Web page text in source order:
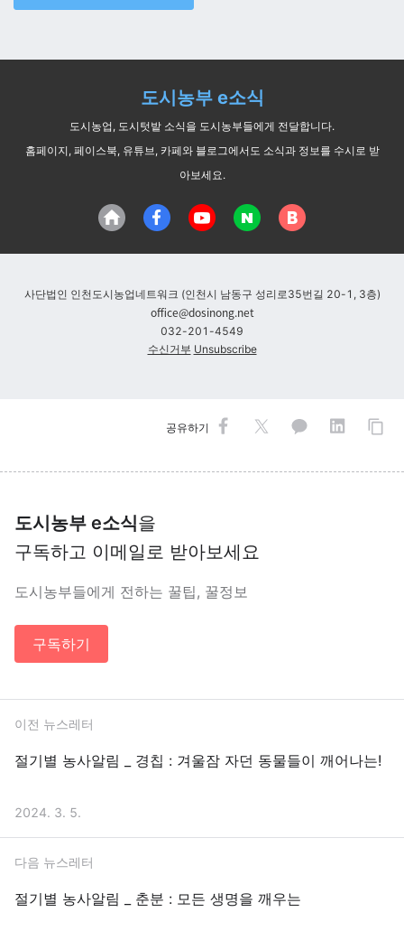
도시농부 e소식
도시농업, 도시텃밭 소식을 도시농부들에게 전달합니다.
홈페이지, 페이스북, 유튜브, 카페와 블로그에서도 소식과 정보를 수시로 받
아보세요.
사단법인 인천도시농업네트워크 (인천시 남동구 성리로35번길 20-1, 3층)
office@dosinong.net
032-201-4549
수신거부 Unsubscribe
공유하기
도시농부 e소식을
구독하고 이메일로 받아보세요
도시농부들에게 전하는 꿀팁, 꿀정보
구독하기
이전 뉴스레터
절기별 농사알림 _ 경칩 : 겨울잠 자던 동물들이 깨어나는!
2024. 3. 5.
다음 뉴스레터
절기별 농사알림 _ 춘분 : 모든 생명을 깨우는